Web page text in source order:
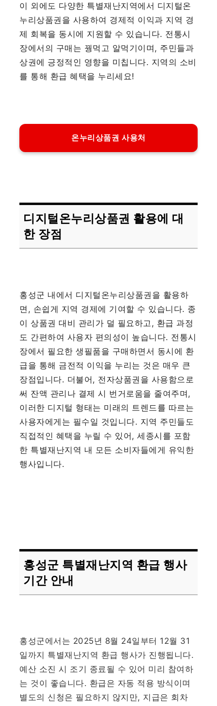
이 외에도 다양한 특별재난지역에서 디지털온
누리상품권을 사용하여 경제적 이익과 지역 경
제 회복을 동시에 지원할 수 있습니다. 전통시
장에서의 구매는 꿩먹고 알먹기이며, 주민들과
상권에 긍정적인 영향을 미칩니다. 지역의 소비
를 통해 환급 혜택을 누리세요!
온누리상품권 사용처
디지털온누리상품권 활용에 대
한 장점
홍성군 내에서 디지털온누리상품권을 활용하
면, 손쉽게 지역 경제에 기여할 수 있습니다. 종
이 상품권 대비 관리가 덜 필요하고, 환급 과정
도 간편하여 사용자 편의성이 높습니다. 전통시
장에서 필요한 생필품을 구매하면서 동시에 환
급을 통해 금전적 이익을 누리는 것은 매우 큰
장점입니다. 더불어, 전자상품권을 사용함으로
써 잔액 관리나 결제 시 번거로움을 줄여주며,
이러한 디지털 형태는 미래의 트렌드를 따르는
사용자에게는 필수일 것입니다. 지역 주민들도
직접적인 혜택을 누릴 수 있어, 세종시를 포함
한 특별재난지역 내 모든 소비자들에게 유익한
행사입니다.
홍성군 특별재난지역 환급 행사
기간 안내
홍성군에서는 2025년 8월 24일부터 12월 31
일까지 특별재난지역 환급 행사가 진행됩니다.
예산 소진 시 조기 종료될 수 있어 미리 참여하
는 것이 좋습니다. 환급은 자동 적용 방식이며
별도의 신청은 필요하지 않지만, 지급은 회차